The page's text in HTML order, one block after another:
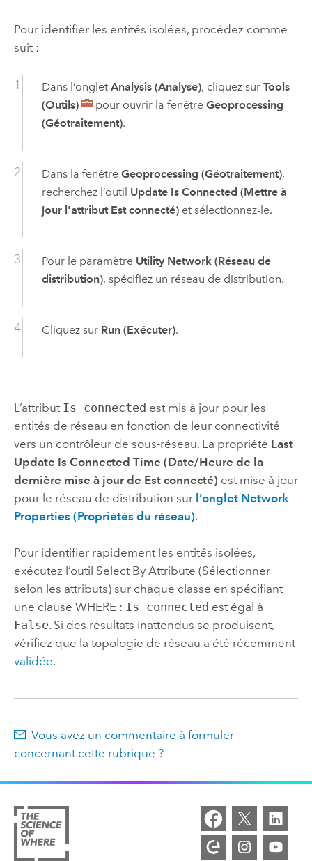
Pour identifier les entités isolées, procédez comme
suit :
Dans l’onglet Analysis (Analyse), cliquez sur Tools
(Outils)
pour ouvrir la fenêtre Geoprocessing
(Géotraitement).
Dans la fenêtre Geoprocessing (Géotraitement),
recherchez l’outil Update Is Connected (Mettre à
jour l'attribut Est connecté)et sélectionnez-le.
Pour le paramètre Utility Network (Réseau de
distribution), spécifiez un réseau de distribution.
Cliquez sur Run (Exécuter).
L’attribut Is connected est mis à jour pour les
entités de réseau en fonction de leur connectivité
vers un contrôleur de sous-réseau. La propriété Last
Update Is Connected Time (Date/Heure de la
dernière mise à jour de Est connecté) est mise à jour
pour le réseau de distribution sur l’onglet Network
Properties (Propriétés du réseau).
Pour identifier rapidement les entités isolées,
exécutez l’outil Select By Attribute (Sélectionner
selon les attributs)sur chaque classe en spécifiant
une clause WHERE : Is connected est égal à
False. Si des résultats inattendus se produisent,
vérifiez que la topologie de réseau a été récemment
validée.
Vous avez un commentaire à formuler
concernant cette rubrique ?